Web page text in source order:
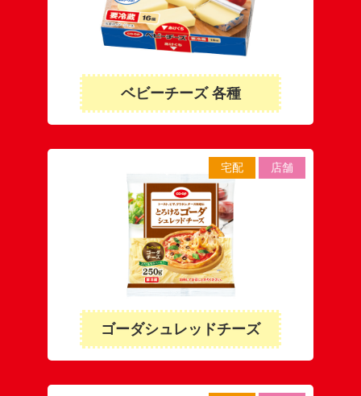
ベビーチーズ 各種
宅配 店舗
ゴーダシュレッドチーズ